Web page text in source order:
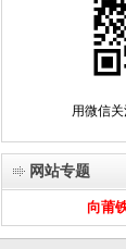
用微信
网站专题
向莆